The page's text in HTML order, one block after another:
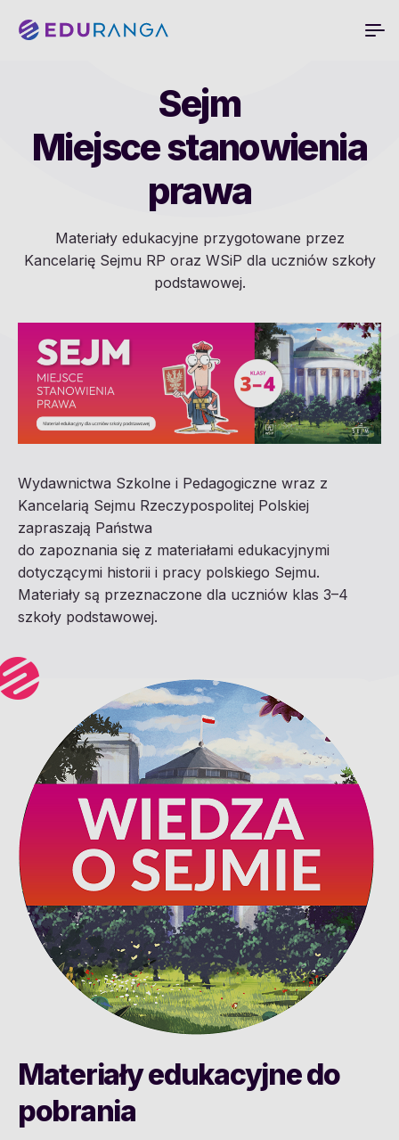
Sejm
Miejsce stanowienia
prawa
Materiały edukacyjne przygotowane przez
Kancelarię Sejmu RP oraz WSiP dla uczniów szkoły
podstawowej.
Wydawnictwa Szkolne i Pedagogiczne wraz z
Kancelarią Sejmu Rzeczypospolitej Polskiej
zapraszają Państwa
do zapoznania się z materiałami edukacyjnymi
dotyczącymi historii i pracy polskiego Sejmu.
Materiały są przeznaczone dla uczniów klas 3–4
szkoły podstawowej.
Materiały edukacyjne do
pobrania